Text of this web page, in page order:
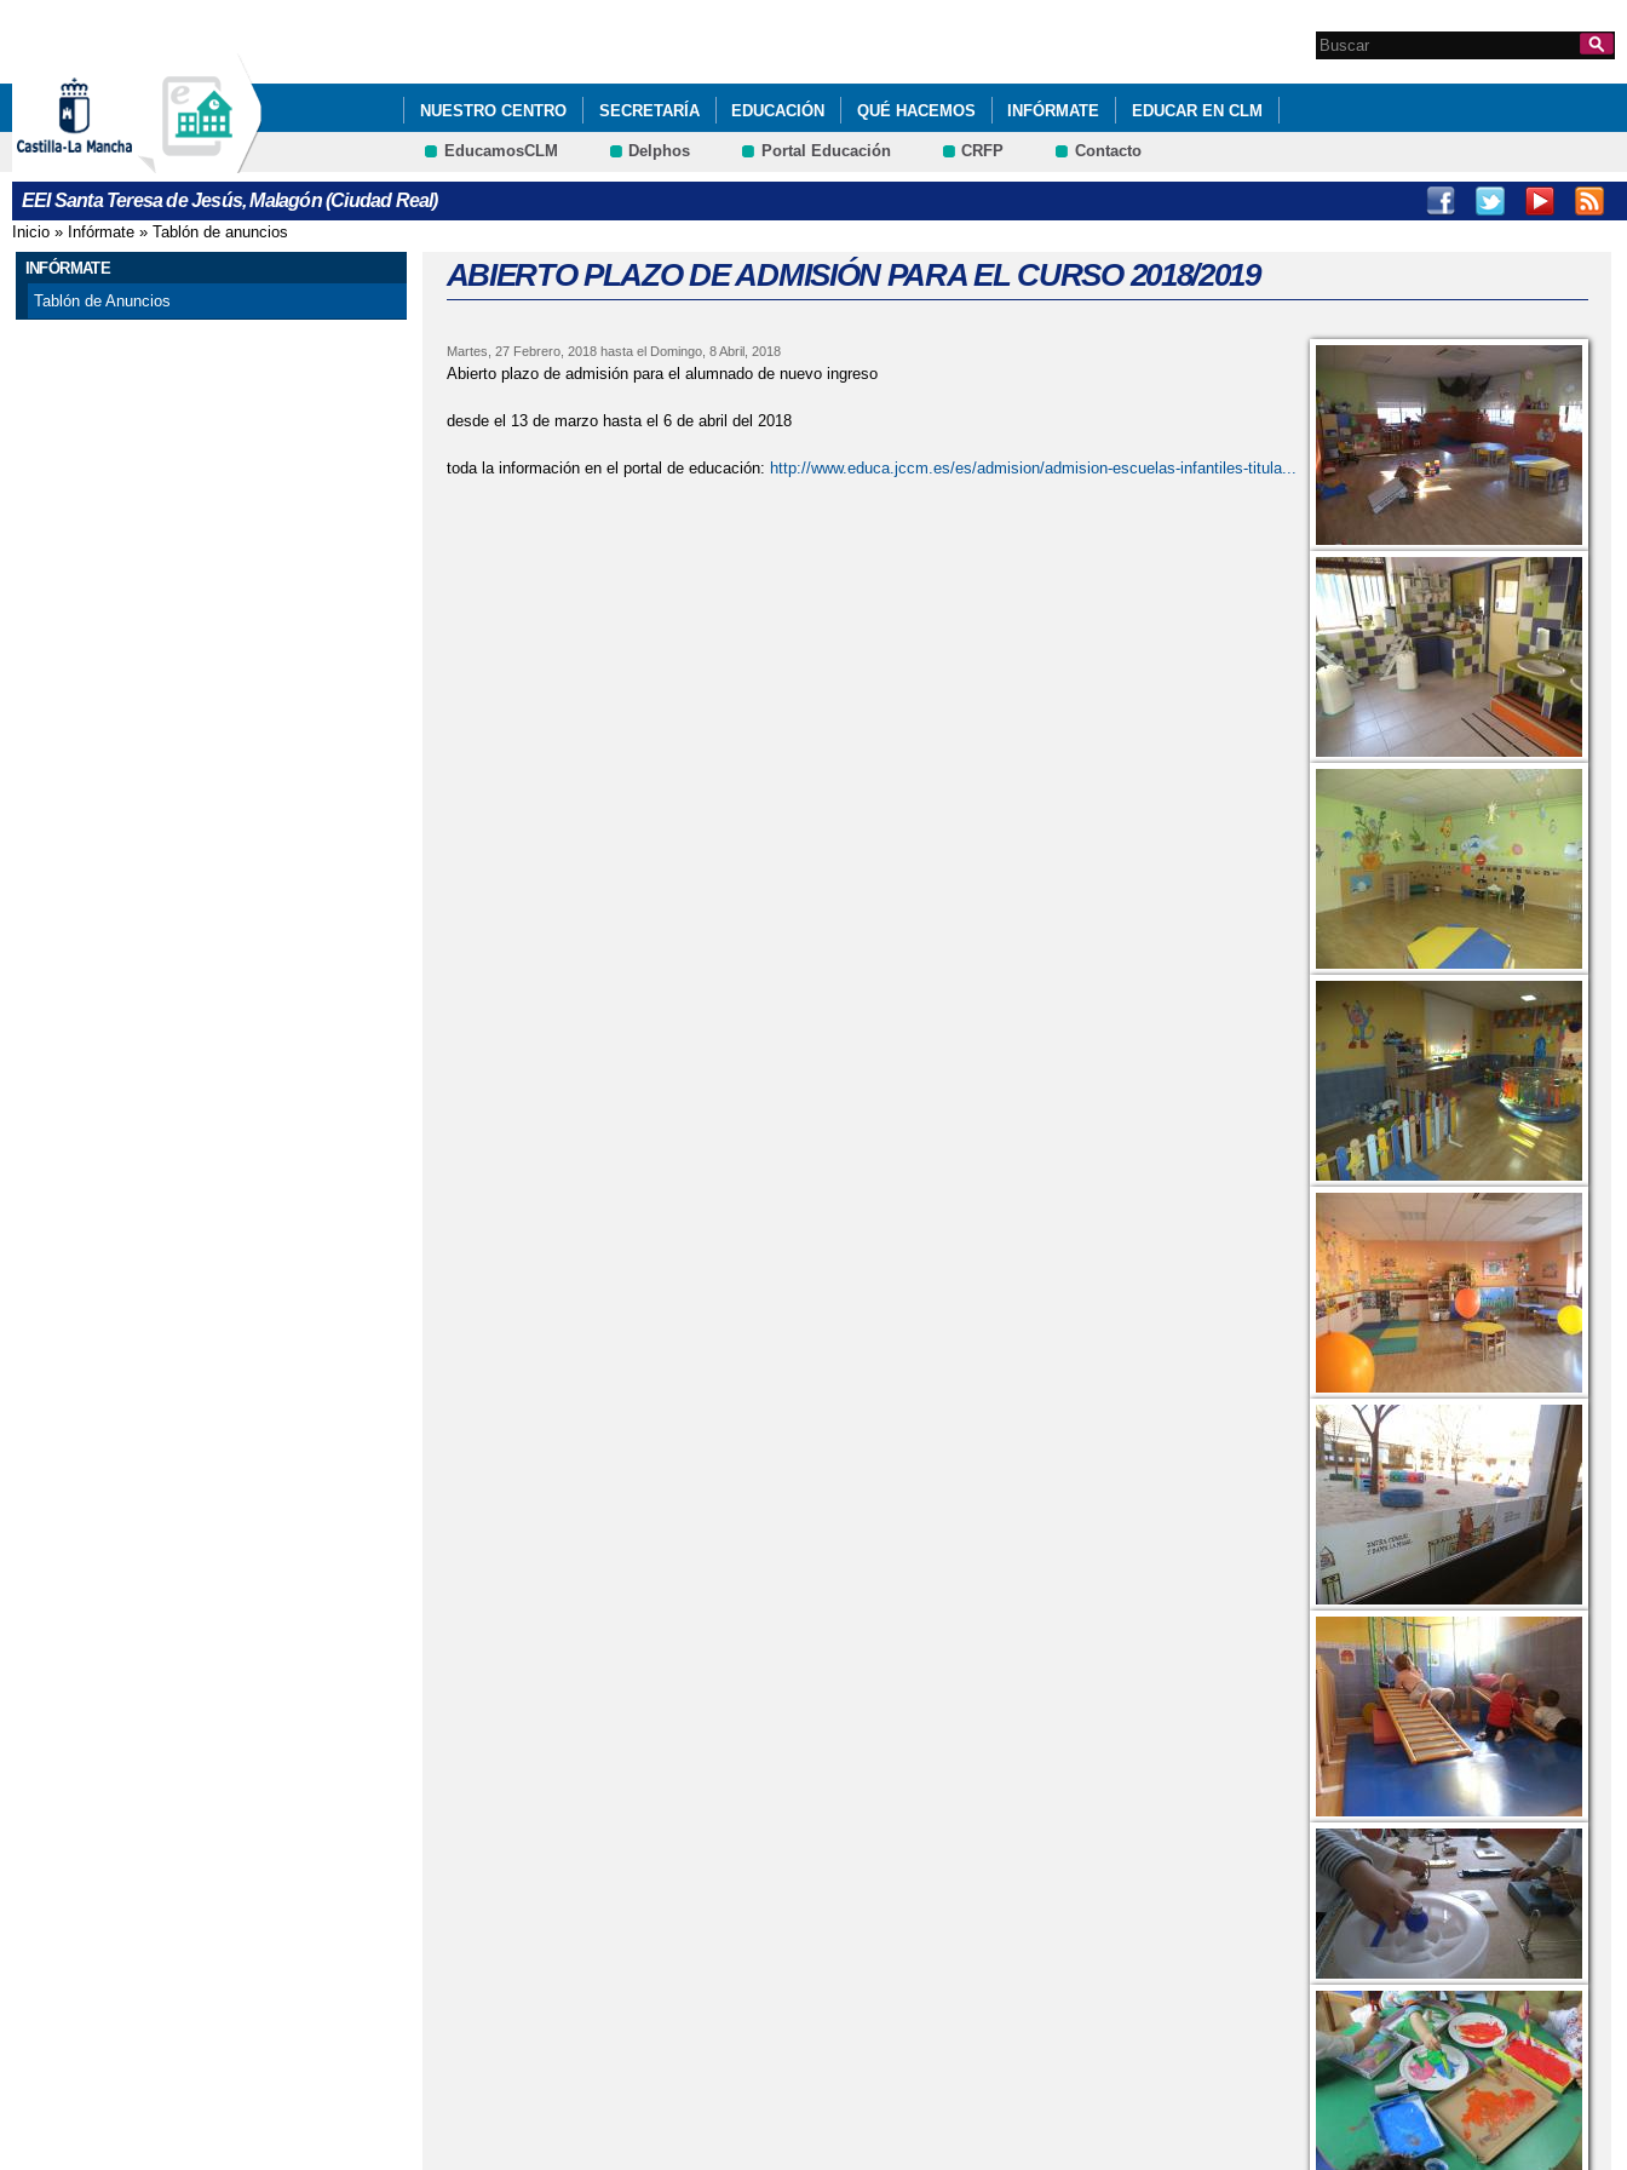
Formulario de
Search this site
NUESTRO CENTRO SECRETARÍA EDUCACIÓN QUÉ HACEMOS INFÓRMATE EDUCAR EN CLM
EducamosCLM Delphos Portal Educación CRFP Contacto
EEI Santa Teresa de Jesús, Malagón (Ciudad Real)
Se encuentra usted aquí
Inicio » Infórmate » Tablón de anuncios
INFÓRMATE
Tablón de Anuncios
ABIERTO PLAZO DE ADMISIÓN PARA EL CURSO 2018/2019
Martes, 27 Febrero, 2018hasta el Domingo, 8 Abril, 2018
Abierto plazo de admisión para el alumnado de nuevo ingreso
desde el 13 de marzo hasta el 6 de abril del 2018
toda la información en el portal de educación: http://www.educa.jccm.es/es/admision/admision-escuelas-infantiles-titula...